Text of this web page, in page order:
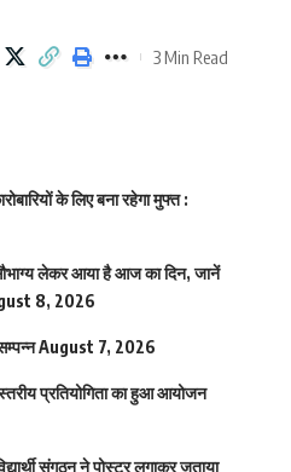
3 Min Read
के लिए बना रहेगा मुफ्त :
लेकर आया है आज का दिन, जानें
8, 2026
August 7, 2026
प्रतियोगिता का हुआ आयोजन
संगठन ने पोस्टर लगाकर जताया